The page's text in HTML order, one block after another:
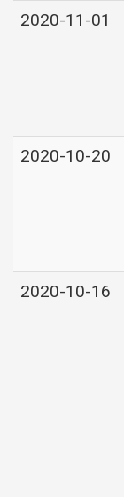
2020-11-01
2020-10-20
2020-10-16